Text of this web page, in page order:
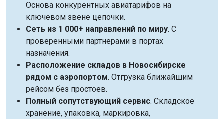
Основа конкурентных авиатарифов на
ключевом звене цепочки.
Сеть из 1 000+ направлений по миру. С
проверенными партнерами в портах
назначения.
Расположение складов в Новосибирске
рядом с аэропортом. Отгрузка ближайшим
рейсом без простоев.
Полный сопутствующий сервис. Складское
хранение, упаковка, маркировка,